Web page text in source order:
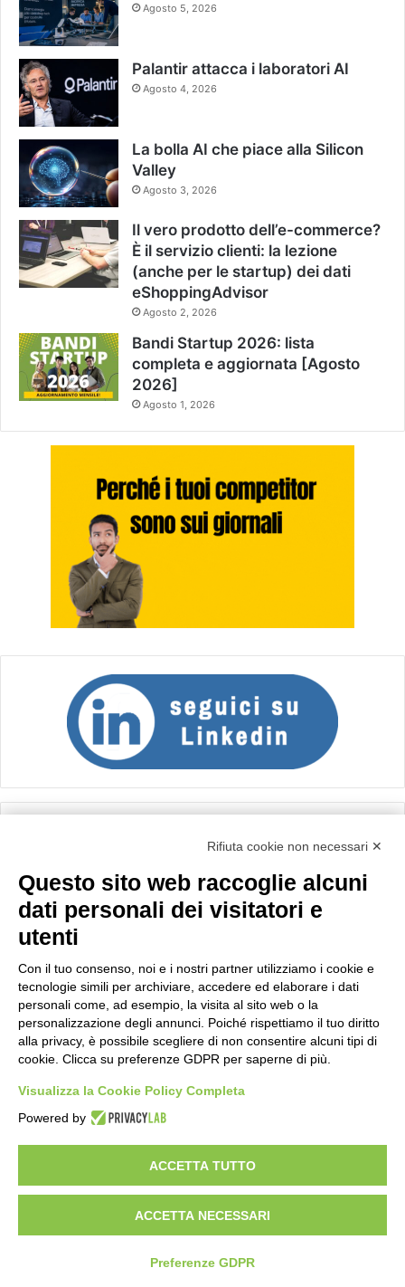
Agosto 5, 2026
Palantir attacca i laboratori AI
Agosto 4, 2026
La bolla AI che piace alla Silicon
Valley
Agosto 3, 2026
Il vero prodotto dell’e-commerce?
È il servizio clienti: la lezione
(anche per le startup) dei dati
eShoppingAdvisor
Agosto 2, 2026
Bandi Startup 2026: lista
completa e aggiornata [Agosto
2026]
Agosto 1, 2026
Importo netto (€):
Calcola
Scorporo IVA
Importo lordo (€):
Rifiuta cookie non necessari ✕
Questo sito web raccoglie alcuni
dati personali dei visitatori e
utenti
Con il tuo consenso, noi e i nostri partner utilizziamo i cookie e
tecnologie simili per archiviare, accedere ed elaborare i dati
personali come, ad esempio, la visita al sito web o la
personalizzazione degli annunci. Poiché rispettiamo il tuo diritto
alla privacy, è possibile scegliere di non consentire alcuni tipi di
cookie. Clicca su preferenze GDPR per saperne di più.
Visualizza la Cookie Policy Completa
Powered by
ACCETTA TUTTO
ACCETTA NECESSARI
Preferenze GDPR